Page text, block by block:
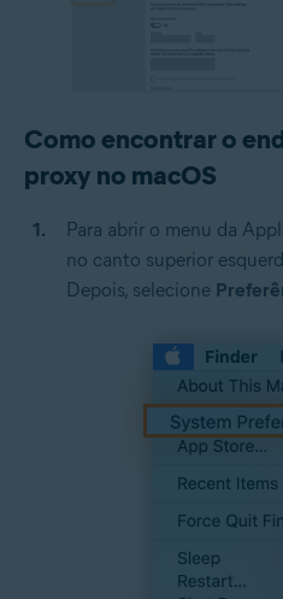
Como encontrar o
proxy no macOS
Para abrir o menu da
no canto superior
Depois, selecione